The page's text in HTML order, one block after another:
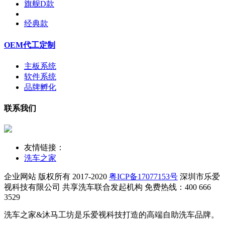
旗舰D款
经典款
OEM代工定制
主板系统
软件系统
品牌孵化
联系我们
友情链接：
洗车之家
企业网站 版权所有 2017-2020 粤ICP备17077153号 深圳市乐爱
视科技有限公司 共享洗车联合发起机构 免费热线：400 666
3529
洗车之家&沐马工坊是乐爱视科技打造的高端自助洗车品牌。